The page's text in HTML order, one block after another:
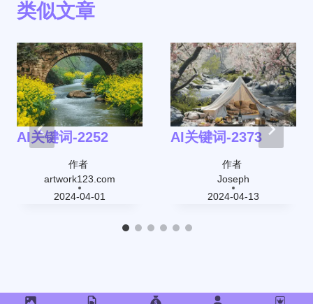
类似文章
AI关键词-2252
作者
artwork123.com
2024-04-01
AI关键词-2373
作者
Joseph
2024-04-13